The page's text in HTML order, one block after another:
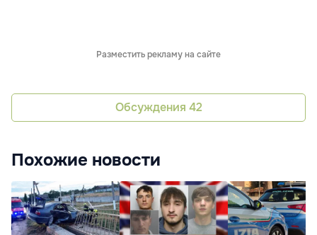
Разместить рекламу на сайте
Обсуждения 42
Похожие новости